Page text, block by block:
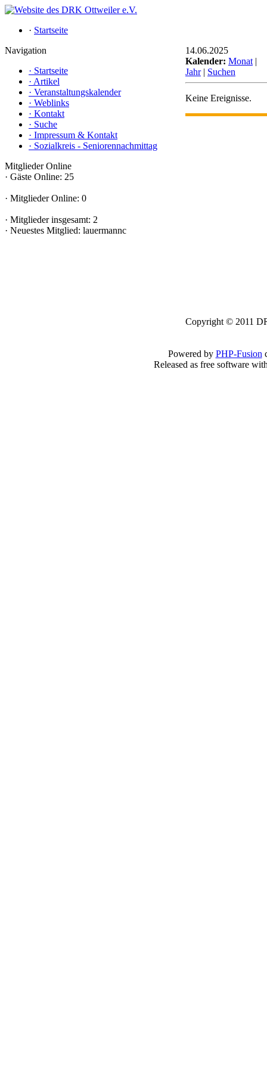
· Startseite
Navigation
· Startseite
· Artikel
· Veranstaltungskalender
· Weblinks
· Kontakt
· Suche
· Impressum & Kontakt
· Sozialkreis - Seniorennachmittag
Mitglieder Online
· Gäste Online: 25
· Mitglieder Online: 0
· Mitglieder insgesamt: 2
· Neuestes Mitglied: lauermannc
14.06.2025
Kalender: Monat |
Jahr| Suchen
Keine Ereignisse.
Copyright © 2011
Powered by PHP-Fusion
Released as free software